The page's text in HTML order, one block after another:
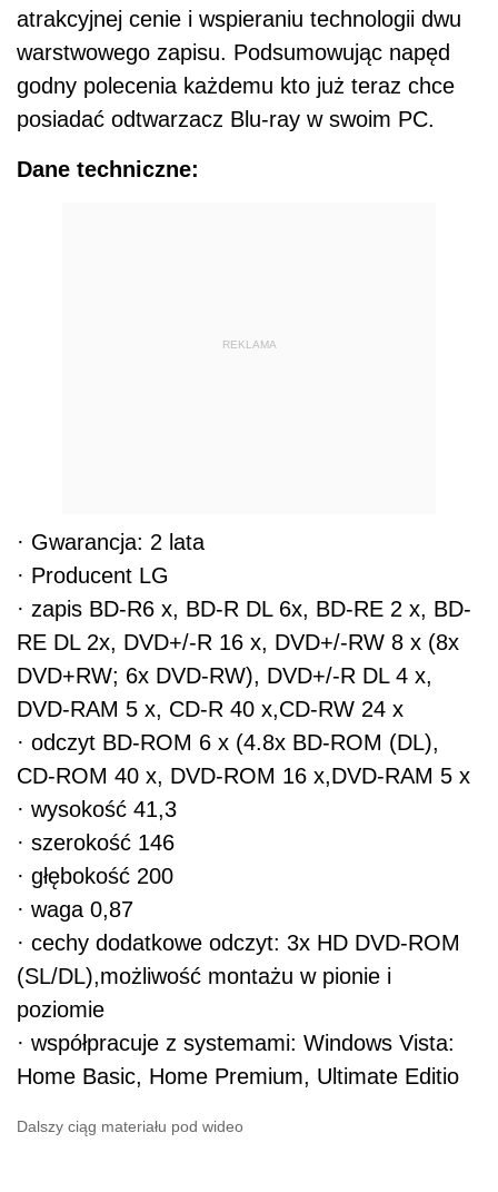
atrakcyjnej cenie i wspieraniu technologii dwu
warstwowego zapisu. Podsumowując napęd
godny polecenia każdemu kto już teraz chce
posiadać odtwarzacz Blu-ray w swoim PC.
Dane techniczne:
REKLAMA
· Gwarancja: 2 lata
· Producent LG
· zapis BD-R6 x, BD-R DL 6x, BD-RE 2 x, BD-
RE DL 2x, DVD+/-R 16 x, DVD+/-RW 8 x (8x
DVD+RW; 6x DVD-RW), DVD+/-R DL 4 x,
DVD-RAM 5 x, CD-R 40 x,CD-RW 24 x
· odczyt BD-ROM 6 x (4.8x BD-ROM (DL),
CD-ROM 40 x, DVD-ROM 16 x,DVD-RAM 5 x
· wysokość 41,3
· szerokość 146
· głębokość 200
· waga 0,87
· cechy dodatkowe odczyt: 3x HD DVD-ROM
(SL/DL),możliwość montażu w pionie i
poziomie
· współpracuje z systemami: Windows Vista:
Home Basic, Home Premium, Ultimate Editio
Dalszy ciąg materiału pod wideo